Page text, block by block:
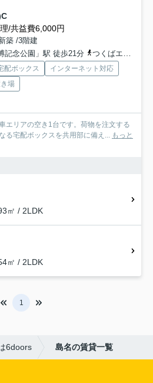
/共益費6,000円
築 /3階建
記念公園」駅 徒歩21分
つくばエクスプレス「みどりの」駅 徒歩31分
配ボックス
インターネット対応
場
エリアの空き1台です。荷物を注文する
る宅配ボックスを共用部に備え... もっと
㎡ / 2LDK
㎡ / 2LDK
1
6doors 島名の賃貸一覧